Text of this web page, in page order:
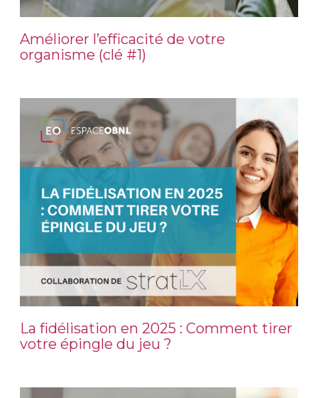
Améliorer l’efficacité de votre
organisme (clé #1)
La fidélisation en 2025 : Comment tirer
votre épingle du jeu ?